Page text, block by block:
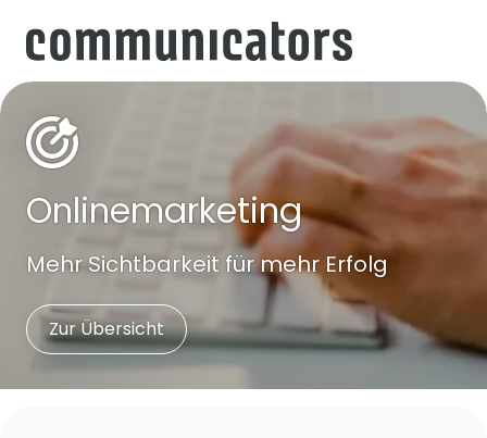
Onlinemarketing
Mehr Sichtbarkeit für mehr Erfolg
Zur Übersicht